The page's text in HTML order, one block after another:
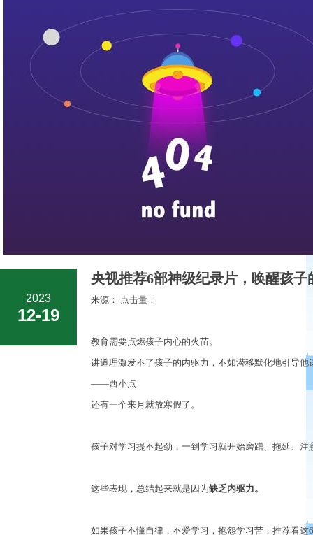
2023
12-19
央视推荐6部神级纪录片，唤醒孩
来源： 点击量：
教育需要点燃孩子内心的火苗。
讲道理激发不了孩子的内驱力，不如潜移默化地引导
——西小点
还有一个来月就放寒假了。
孩子对学习提不起劲，一到学习就开始磨蹭、拖延、
这些表现，总结起来就是因为缺乏内驱力。
如果孩子不懂自律，不爱学习，抱怨学习苦，推荐看这6